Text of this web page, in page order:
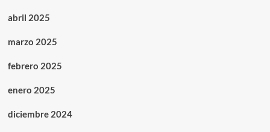
abril 2025
marzo 2025
febrero 2025
enero 2025
diciembre 2024